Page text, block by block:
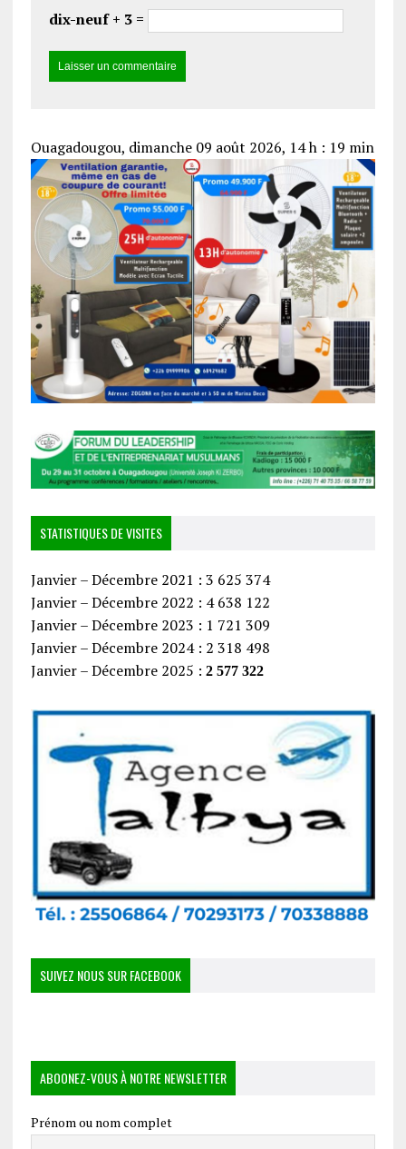
dix-neuf + 3 =
Ouagadougou, dimanche 09 août 2026, 14 h : 19 min
STATISTIQUES DE VISITES
Janvier – Décembre 2021 : 3 625 374
Janvier – Décembre 2022 : 4 638 122
Janvier – Décembre 2023 : 1 721 309
Janvier – Décembre 2024 : 2 318 498
Janvier – Décembre 2025 : 2 577 322
SUIVEZ NOUS SUR FACEBOOK
ABOONEZ-VOUS À NOTRE NEWSLETTER
Prénom ou nom complet